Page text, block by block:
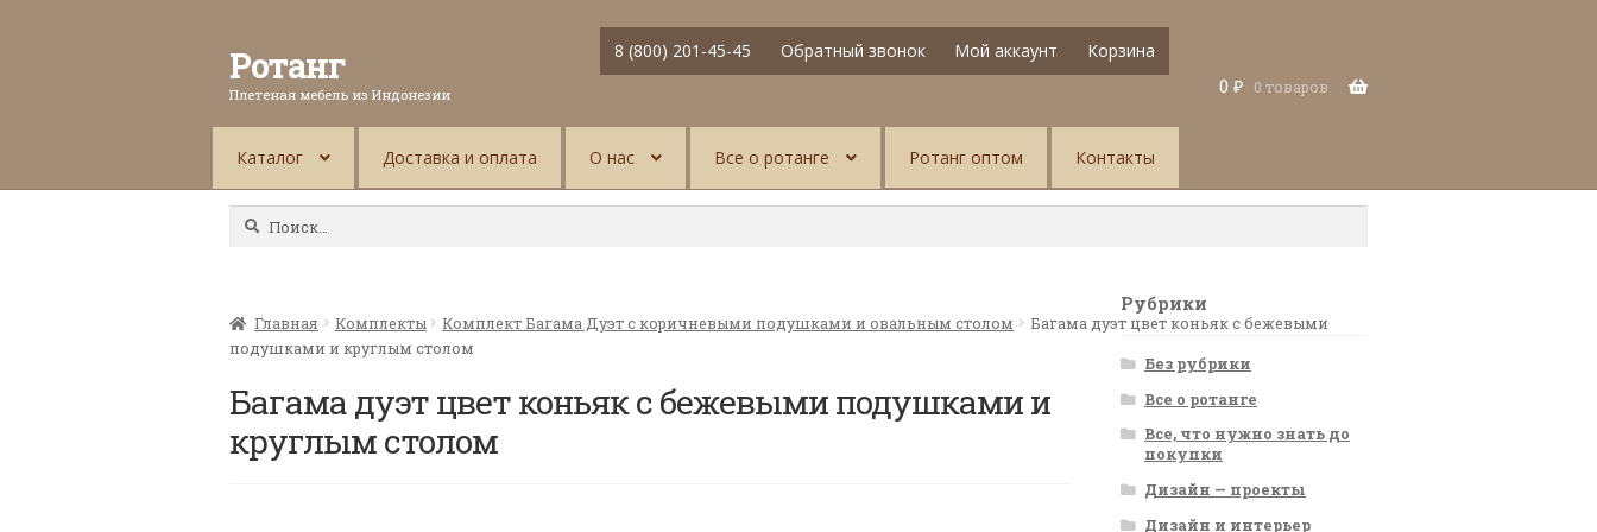
Ротанг
Плетеная мебель из Индонезии
8 (800) 201-45-45 Обратный звонок Мой аккаунт
Корзина
0 ₽ 0 товаров
Каталог Доставка и оплата О нас Все о ротанге Ротанг оптом Контакты
Найти:
Главная Комплекты Комплект Багама Дуэт с коричневыми подушками и овальным столом
Багама дуэт цвет коньяк с бежевыми
подушками и круглым столом
Багама дуэт цвет коньяк с бежевыми подушками и
круглым столом
Рубрики
Без рубрики
Все о ротанге
Все, что нужно знать до
покупки
Дизайн — проекты
Дизайн и интерьер